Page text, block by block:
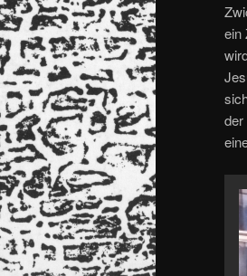
ein
der